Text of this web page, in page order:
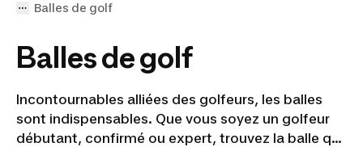
Balles de golf
Balles de golf
Incontournables alliées des golfeurs, les balles
sont indispensables. Que vous soyez un golfeur
débutant, confirmé ou expert, trouvez la balle qui